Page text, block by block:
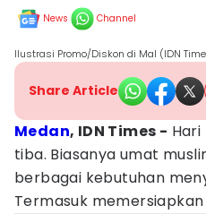
News Channel
Ilustrasi Promo/Diskon di Mal (IDN
Share Article
Medan, IDN Times - Hari
tiba. Biasanya umat
berbagai kebutuhan
Termasuk memersiapkan